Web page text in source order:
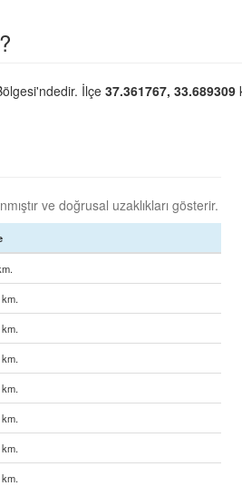
İlçe 37.361767, 33.689309
ve doğrusal uzaklıkları gösterir.